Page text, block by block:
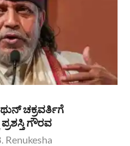
ಚಕ್ರವರ್ತಿಗೆ
ಗೌರವ
Renukesha